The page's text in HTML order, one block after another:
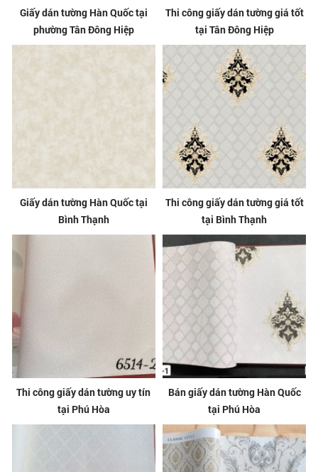
Giấy dán tường Hàn Quốc tại
phường Tân Đông Hiệp
Thi công giấy dán tường giá tốt
tại Tân Đông Hiệp
Giấy dán tường Hàn Quốc tại
Bình Thạnh
Thi công giấy dán tường giá tốt
tại Bình Thạnh
Thi công giấy dán tường uy tín
tại Phú Hòa
Bán giấy dán tường Hàn Quốc
tại Phú Hòa